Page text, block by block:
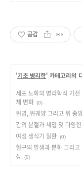
공감
'기초 병리학' 카테고리의
세포 노화의 병리학적 기
체 변화 (0)
위염, 위궤양 그리고 위 종
간의 분절과 세엽 및 다양
여성 생식기 질환 (0)
혈구의 발생과 분화 그리
상 (0)